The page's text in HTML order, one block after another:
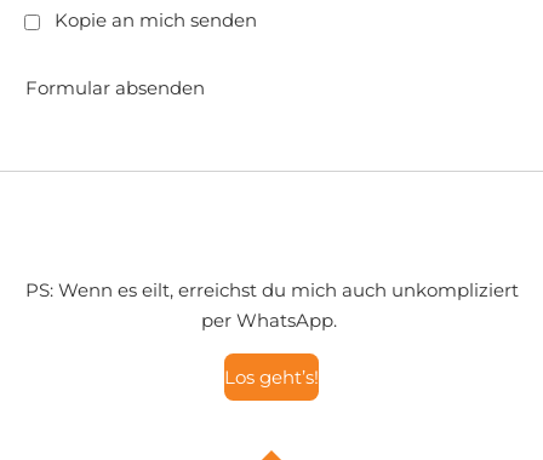
Kopie an mich senden
Formular absenden
PS: Wenn es eilt, erreichst du mich auch unkompliziert
per WhatsApp.
Los geht’s!